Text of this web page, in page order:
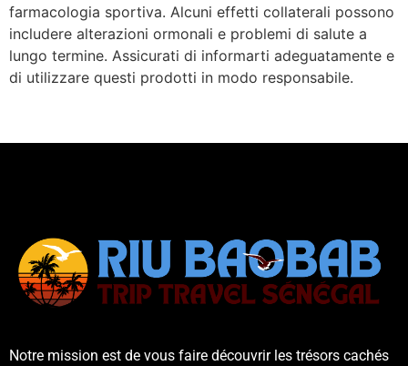
farmacologia sportiva. Alcuni effetti collaterali possono
includere alterazioni ormonali e problemi di salute a
lungo termine. Assicurati di informarti adeguatamente e
di utilizzare questi prodotti in modo responsabile.
Notre mission est de vous faire découvrir les trésors cachés